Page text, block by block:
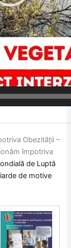
Obezității –
împotriva
de Luptă
de motive